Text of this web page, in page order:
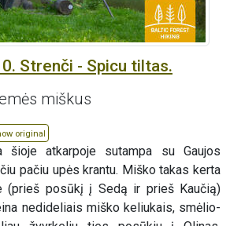
Strenči - Spicu tiltas.
miškus
original
šioje atkarpoje sutampa su Gaujos
pačiu upės krantu. Miško takas kerta
(prieš posūkį į Sedą ir prieš Kaučią)
nedideliais miško keliukais, smėlio-